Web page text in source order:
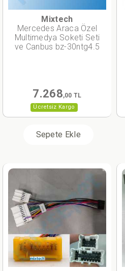
Ücretsiz Kargo
Mixtech
Mercedes Araca Özel
Multimedya Soketi Seti
ve Canbus bz-30ntg4.5
7.268,00 TL
Sepete Ekle